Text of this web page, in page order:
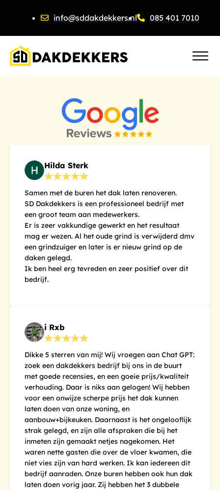
info@sddakdekkers.nl 085 401 7010
Hilda Sterk
Samen met de buren het dak laten renoveren.
SD Dakdekkers is een professioneel bedrijf met
een groot team aan medewerkers.
Er is zeer vakkundige gewerkt en het resultaat
mag er wezen. Al het oude grind is verwijderd dmv
een grindzuiger en later is er nieuw grind op de
daken gelegd.
Ik ben heel erg tevreden en zeer positief over dit
bedrijf.
i Rxb
Dikke 5 sterren van mij! Wij vroegen aan Chat GPT:
zoek een dakdekkers bedrijf bij ons in de buurt
met goede recensies, en een goeie prijs/kwaliteit
verhouding. Daar is niks aan gelogen! Wij hebben
voor een onwijze scherpe prijs het dak kunnen
laten doen van onze woning, en
aanbouw+bijkeuken. Daarnaast is het ongelooflijk
strak gelegd, en zijn alle afspraken die bij het
inmeten zijn gemaakt netjes nagekomen. Het
waren nette gasten die over de vloer kwamen, die
niet vies zijn van hard werken. Ik kan iedereen dit
bedrijf aanraden. Onze buren hebben ook hun dak
laten doen vorig jaar. Zij hebben het 3 dubbele